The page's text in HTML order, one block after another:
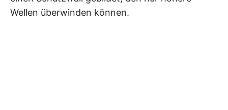
Wellen überwinden können.